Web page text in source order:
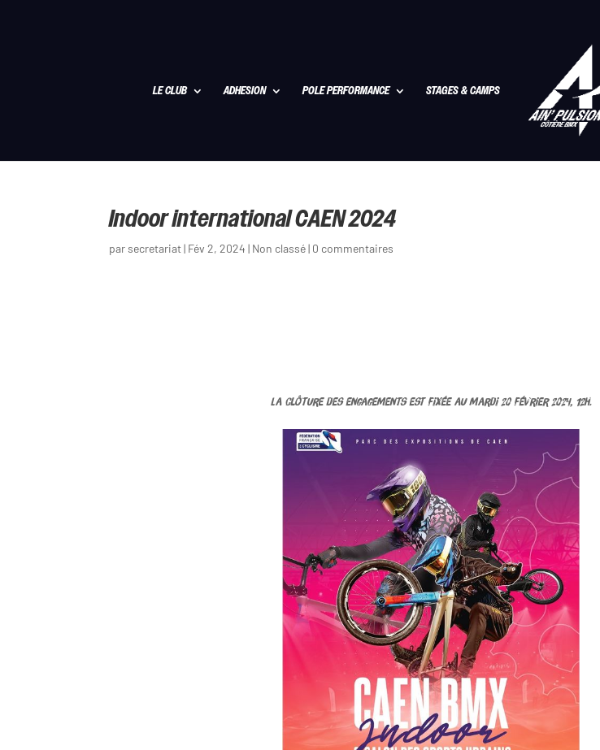
LE CLUB ADHESION POLE PERFORMANCE STAGES & CAMPS
Indoor international CAEN 2024
par secretariat| Fév 2, 2024 | Non classé| 0 commentaires
La clôture des engagements est fixée au mardi 20 février 2024, 12h.